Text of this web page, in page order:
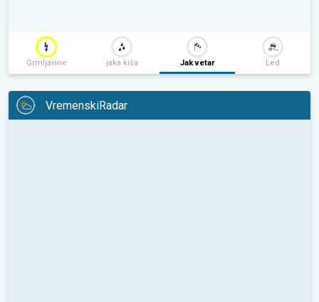
Grmljavine jaka kiša Jak vetar Led
VremenskiRadar